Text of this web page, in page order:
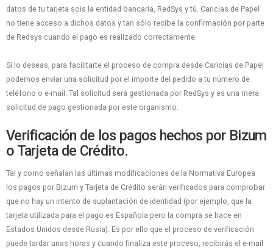
datos de tu tarjeta sois la entidad bancaria, RedSys y tú. Caricias de Papel
no tiene acceso a dichos datos y tan sólo recibe la confirmación por parte
de Redsys cuando el pago es realizado correctamente.
Si lo deseas, para facilitarte el proceso de compra desde Caricias de Papel
podemos enviar una solicitud por el importe del pedido a tu número de
teléfono o e-mail. Tal solicitud será gestionada por RedSys y es una mera
solicitud de pago gestionada por este organismo.
Verificación de los pagos hechos por Bizum
o Tarjeta de Crédito.
Tal y como señalan las últimas modificaciones de la Normativa Europea
los pagos por Bizum y Tarjeta de Crédito serán verificados para comprobar
que no hay un intento de suplantación de identidad (por ejemplo, que la
tarjeta utilizada para el pago es Española pero la compra se hace en
Estados Unidos desde Rusia). Es por ello que el proceso de verificación
puede tardar unas horas y cuando finaliza este proceso, recibirás el e-mail